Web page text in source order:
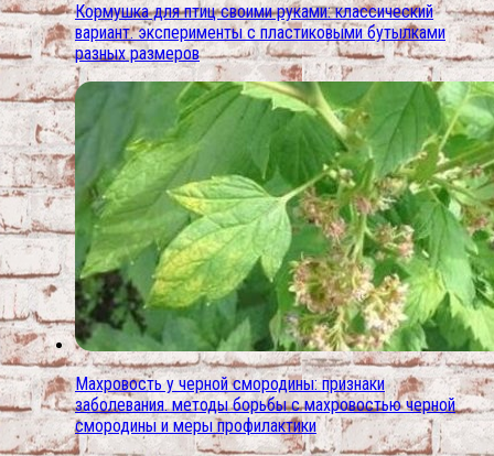
Кормушка для птиц своими руками: классический
вариант. эксперименты с пластиковыми бутылками
разных размеров
Махровость у черной смородины: признаки
заболевания. методы борьбы с махровостью черной
смородины и меры профилактики